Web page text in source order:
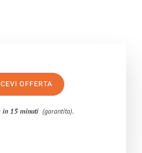
OFFERTA
in 15 minuti (garantita).